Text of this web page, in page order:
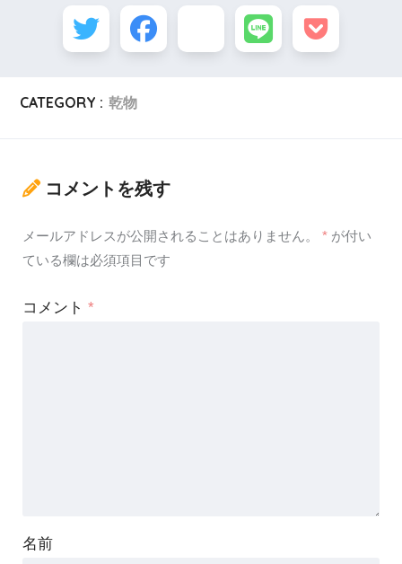
CATEGORY : 乾物
コメントを残す
メールアドレスが公開されることはありません。 * が付い
ている欄は必須項目です
コメント*
名前